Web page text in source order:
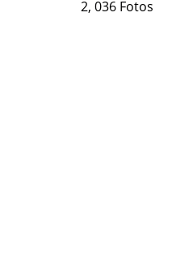
2, 036 Fotos